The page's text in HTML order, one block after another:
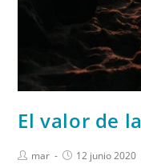
El valor de
mar 12 junio 2020